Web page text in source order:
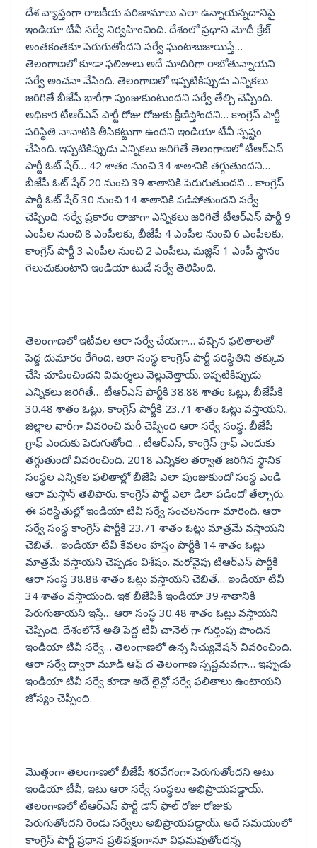
దేశ వ్యాప్తంగా రాజకీయ పరిణామాలు ఎలా ఉన్నాయన్నదానిపై
ఇండియా టీవీ సర్వే నిర్వహించింది. దేశంలో ప్రధాని మోదీ క్రేజ్
అంతకంతకూ పెరుగుతోందని సర్వే ఘంటాబజాయిస్తే…
తెలంగాణలో కూడా ఫలితాలు అదే మాదిరిగా రాబోతున్నాయని
సర్వే అంచనా వేసింది. తెలంగాణలో ఇప్పటికిప్పుడు ఎన్నికలు
జరిగితే బీజేపీ భారీగా పుంజుకుంటుందని సర్వే తేల్చి చెప్పింది.
అధికార టీఆర్ఎస్ పార్టీ రోజు రోజుకు క్షీణిస్తోందని… కాంగ్రెస్ పార్టీ
పరిస్థితి నానాటికి తీసికట్టుగా ఉందని ఇండియా టీవీ స్పష్టం
చేసింది. ఇప్పటికిప్పుడు ఎన్నికలు జరిగితే తెలంగాణలో టీఆర్ఎస్
పార్టీ ఓట్ షేర్… 42 శాతం నుంచి 34 శాతానికి తగ్గుతుందని…
బీజేపీ ఓట్ షేర్ 20 నుంచి 39 శాతానికి పెరుగుతుందని… కాంగ్రెస్
పార్టీ ఓట్ షేర్ 30 నుంచి 14 శాతానికి పడిపోతుందని సర్వే
చెప్పింది. సర్వే ప్రకారం తాజాగా ఎన్నికలు జరిగితే టీఆర్ఎస్ పార్టీ 9
ఎంపీల నుంచి 8 ఎంపీలకు, బీజేపీ 4 ఎంపీల నుంచి 6 ఎంపీలకు,
కాంగ్రెస్ పార్టీ 3 ఎంపీల నుంచి 2 ఎంపీలు, మజ్లిస్ 1 ఎంపీ స్థానం
గెలుచుకుంటాని ఇండియా టుడే సర్వే తెలిపింది.
తెలంగాణలో ఇటీవల ఆరా సర్వే చేయగా… వచ్చిన ఫలితాలతో
పెద్ద దుమారం రేగింది. ఆరా సంస్థ కాంగ్రెస్ పార్టీ పరిస్థితిని తక్కువ
చేసి చూపించిందని విమర్శలు వెల్లువెత్తాయ్. ఇప్పటికిప్పుడు
ఎన్నికలు జరిగితే… టీఆర్ఎస్ పార్టీకి 38.88 శాతం ఓట్లు, బీజేపీకి
30.48 శాతం ఓట్లు, కాంగ్రెస్ పార్టీకి 23.71 శాతం ఓట్లు వస్తాయని..
జిల్లాల వారీగా వివరించి మరీ చెప్పింది ఆరా సర్వే సంస్థ. బీజేపీ
గ్రాఫ్ ఎందుకు పెరుగుతోంది… టీఆర్ఎస్, కాంగ్రెస్ గ్రాఫ్ ఎందుకు
తగ్గుతుందో వివరించింది. 2018 ఎన్నికల తర్వాత జరిగిన స్థానిక
సంస్థల ఎన్నికల ఫలితాల్లో బీజేపీ ఎలా పుంజుకుందో సంస్థ ఎండీ
ఆరా మస్తాన్ తెలిపారు. కాంగ్రెస్ పార్టీ ఎలా డీలా పడిందో తేల్చారు.
ఈ పరిస్థితుల్లో ఇండియా టీవీ సర్వే సంచలనంగా మారింది. ఆరా
సర్వే సంస్థ కాంగ్రెస్ పార్టీకి 23.71 శాతం ఓట్లు మాత్రమే వస్తాయని
చెబితే… ఇండియా టీవీ కేవలం హస్తం పార్టీకి 14 శాతం ఓట్లు
మాత్రమే వస్తాయని చెప్పడం విశేషం. మరోవైపు టీఆర్ఎస్ పార్టీకి
ఆరా సంస్థ 38.88 శాతం ఓట్లు వస్తాయని చెబితే… ఇండియా టీవీ
34 శాతం వస్తాయంది. ఇక బీజేపీకి ఇండియా 39 శాతానికి
పెరుగుతాయని ఇస్తే… ఆరా సంస్థ 30.48 శాతం ఓట్లు వస్తాయని
చెప్పింది. దేశంలోనే అతి పెద్ద టీవీ చానెల్ గా గుర్తింపు పొందిన
ఇండియా టీవీ సర్వే… తెలంగాణలో ఉన్న సిచ్యువేషన్ వివరించింది.
ఆరా సర్వే ద్వారా మూడ్ ఆఫ్ ద తెలంగాణ స్పష్టమవగా… ఇప్పుడు
ఇండియా టీవీ సర్వే కూడా అదే లైన్లో సర్వే ఫలితాలు ఉంటాయని
జోస్యం చెప్పింది.
మొత్తంగా తెలంగాణలో బీజేపీ శరవేగంగా పెరుగుతోందని అటు
ఇండియా టీవీ, ఇటు ఆరా సర్వే సంస్థలు అభిప్రాయపడ్డాయ్.
తెలంగాణలో టీఆర్ఎస్ పార్టీ డౌన్ ఫాల్ రోజు రోజుకు
పెరుగుతోందని రెండు సర్వేలు అభిప్రాయపడ్డాయ్. అదే సమయంలో
కాంగ్రెస్ పార్టీ ప్రధాన ప్రతిపక్షంగానూ విఫమవుతోందన్న